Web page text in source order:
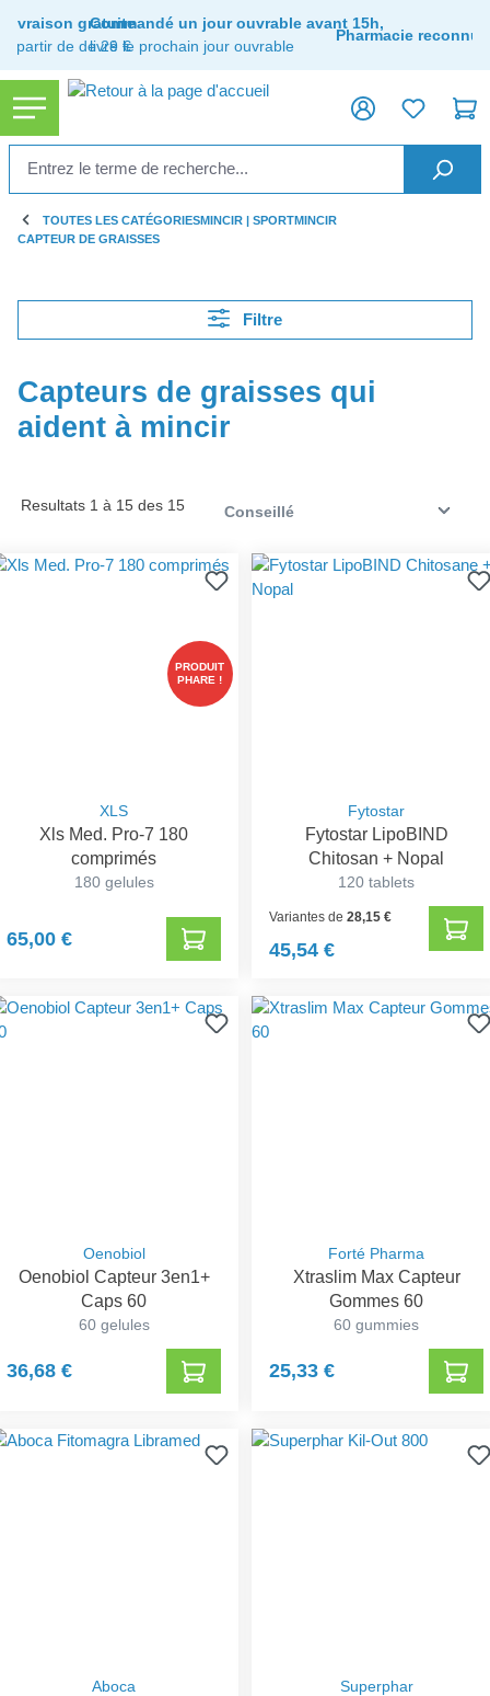
principal
Livraison gratuite
à partir de de 29 €
Commandé un jour ouvrable avant 15h,
livré le prochain jour ouvrable
Pharmacie reconnue
TOUTES LES CATÉGORIESMINCIR | SPORTMINCIR
CAPTEUR DE GRAISSES
Filtre
Capteurs de graisses qui
aident à mincir
Resultats 1 à 15 des 15
PRODUIT
PHARE !
XLS
Xls Med. Pro-7 180
comprimés
180 gelules
65,00 €
Fytostar
Fytostar LipoBIND
Chitosan + Nopal
120 tablets
Variantes de28,15 €
45,54 €
Oenobiol
Oenobiol Capteur 3en1+
Caps 60
60 gelules
36,68 €
Forté Pharma
Xtraslim Max Capteur
Gommes 60
60 gummies
25,33 €
Aboca Superphar